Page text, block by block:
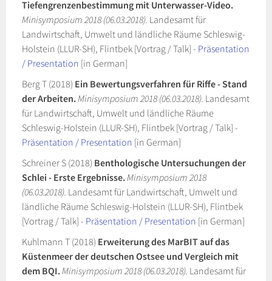
Tiefengrenzenbestimmung mit Unterwasser-Video.
Minisymposium 2018 (06.03.2018). Landesamt für
Landwirtschaft, Umwelt und ländliche Räume Schleswig-
Holstein (LLUR-SH), Flintbek [Vortrag / Talk] - Präsentation
/ Presentation [in German]
Berg T (2018) Ein Bewertungsverfahren für Riffe - Stand
der Arbeiten.Minisymposium 2018 (06.03.2018). Landesamt
für Landwirtschaft, Umwelt und ländliche Räume
Schleswig-Holstein (LLUR-SH), Flintbek [Vortrag / Talk] -
Präsentation / Presentation [in German]
Schreiner S (2018) Benthologische Untersuchungen der
Schlei - Erste Ergebnisse.Minisymposium 2018
(06.03.2018). Landesamt für Landwirtschaft, Umwelt und
ländliche Räume Schleswig-Holstein (LLUR-SH), Flintbek
[Vortrag / Talk] - Präsentation / Presentation [in German]
Kuhlmann T (2018) Erweiterung des MarBIT auf das
Küstenmeer der deutschen Ostsee und Vergleich mit
dem BQI.Minisymposium 2018 (06.03.2018). Landesamt für